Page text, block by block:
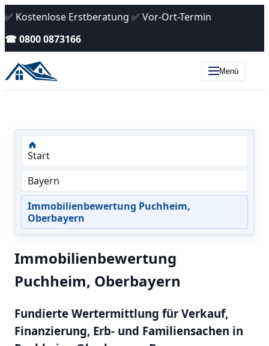
✅ Kostenlose Erstberatung ✅ Vor-Ort-Termin
☎ 0800 0873166
Menü
Start
Bayern
Immobilienbewertung Puchheim,
Oberbayern
Immobilienbewertung
Puchheim, Oberbayern
Fundierte Wertermittlung für Verkauf,
Finanzierung, Erb- und Familiensachen in